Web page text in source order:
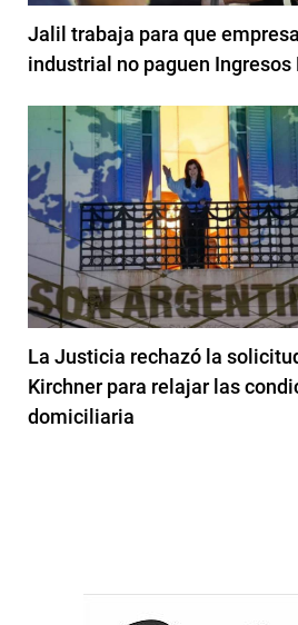
Jalil trabaja para que
industrial no paguen Ingresos
La Justicia rechazó la
Kirchner para relajar las
domiciliaria